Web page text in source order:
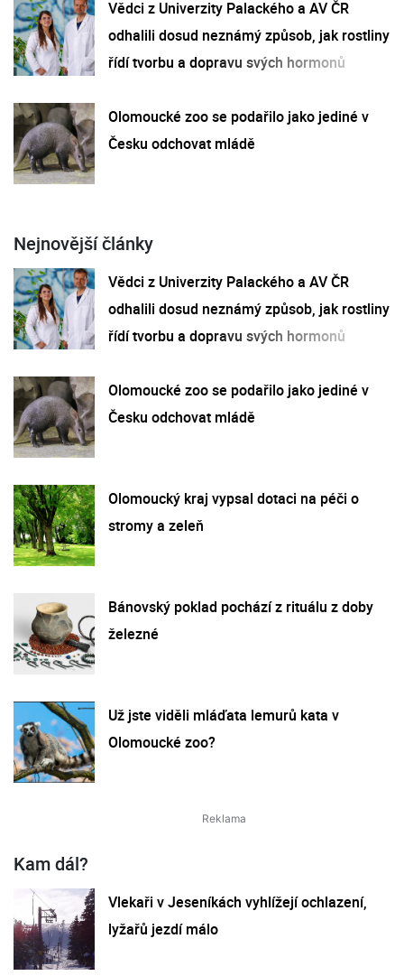
Vědci z Univerzity Palackého a AV ČR
odhalili dosud neznámý způsob, jak rostliny
řídí tvorbu a dopravu svých hormonů
Olomoucké zoo se podařilo jako jediné v
Česku odchovat mládě
Nejnovější články
Vědci z Univerzity Palackého a AV ČR
odhalili dosud neznámý způsob, jak rostliny
řídí tvorbu a dopravu svých hormonů
Olomoucké zoo se podařilo jako jediné v
Česku odchovat mládě
Olomoucký kraj vypsal dotaci na péči o
stromy a zeleň
Bánovský poklad pochází z rituálu z doby
železné
Už jste viděli mláďata lemurů kata v
Olomoucké zoo?
Kam dál?
Vlekaři v Jeseníkách vyhlížejí ochlazení,
lyžařů jezdí málo